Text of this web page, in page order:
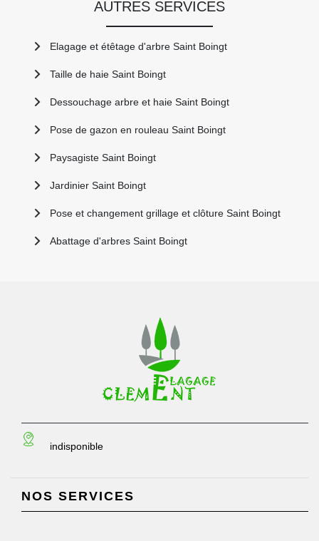
AUTRES SERVICES
Elagage et étêtage d'arbre Saint Boingt
Taille de haie Saint Boingt
Dessouchage arbre et haie Saint Boingt
Pose de gazon en rouleau Saint Boingt
Paysagiste Saint Boingt
Jardinier Saint Boingt
Pose et changement grillage et clôture Saint Boingt
Abattage d'arbres Saint Boingt
indisponible
NOS SERVICES